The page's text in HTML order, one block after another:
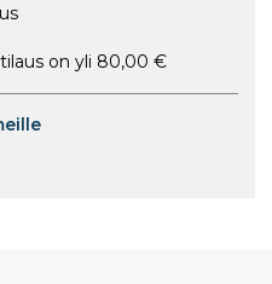
on yli 80,00 €